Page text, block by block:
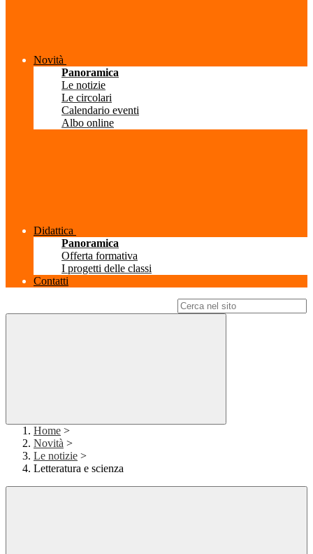
Novità
Panoramica
Le notizie
Le circolari
Calendario eventi
Albo online
Didattica
Panoramica
Offerta formativa
I progetti delle classi
Contatti
Home >
Novità >
Le notizie >
Letteratura e scienza